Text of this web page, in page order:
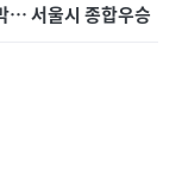
… 서울시 종합우승